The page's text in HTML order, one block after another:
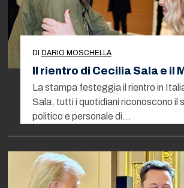
DI DARIO MOSCHELLA
Il rientro di Cecilia Sala e il
La stampa festeggia il rientro in
Sala, tutti i quotidiani riconoscono il
politico e personale di…